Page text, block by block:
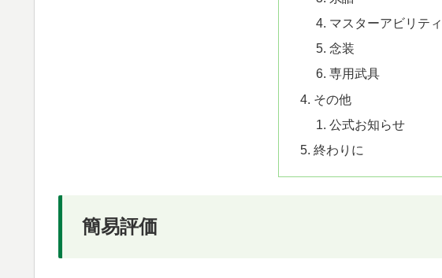
マスターアビリティ
念装
専用武具
その他
公式お知らせ
終わりに
簡易評価